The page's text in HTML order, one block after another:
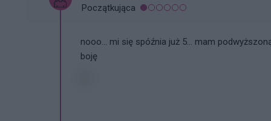
Początkująca
nooo... mi się spóźnia już 5... mam
boję